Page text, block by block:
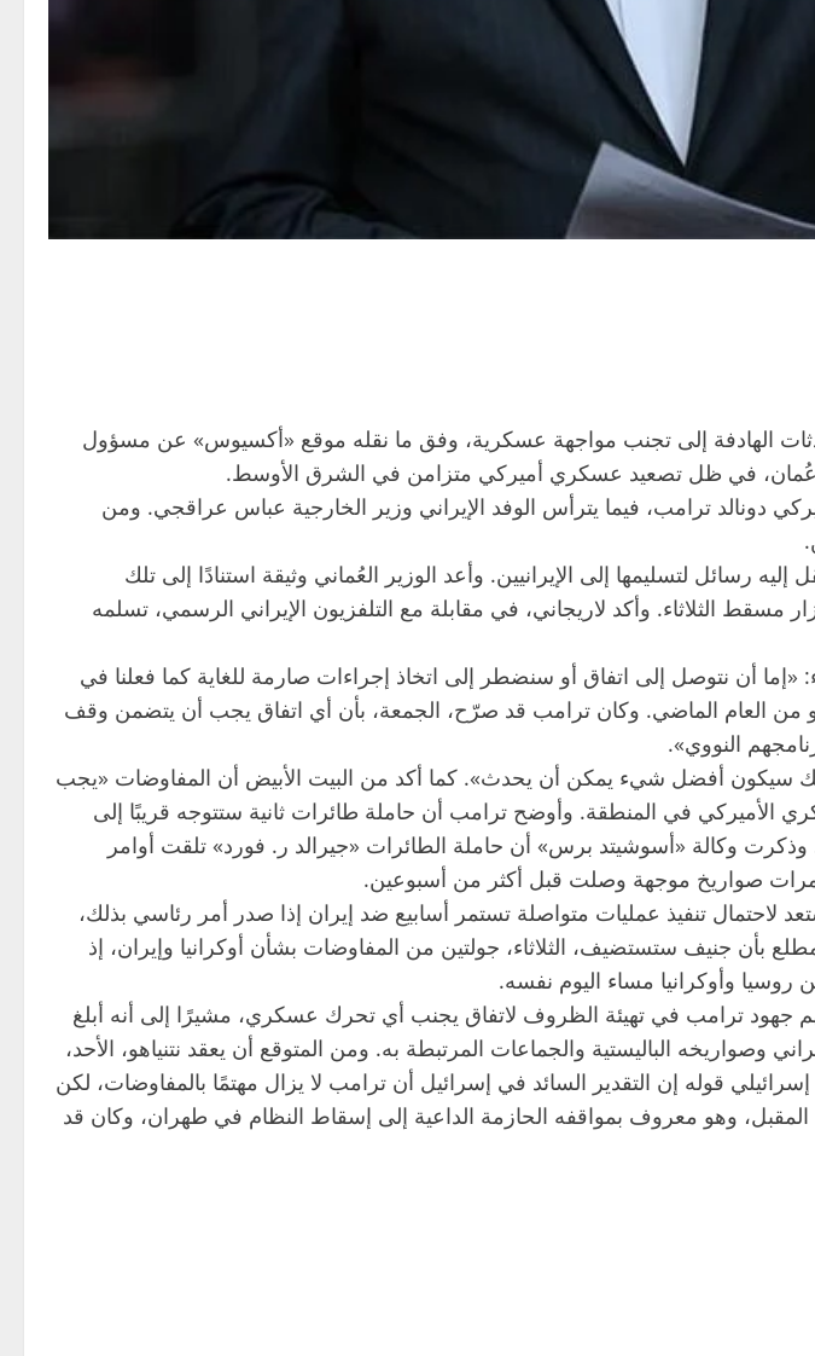
الهادفة إلى تجنب مواجهة عسكرية، وفق ما نقله موقع «أكسيوس» عن مسؤول
عُمان، في ظل تصعيد عسكري أميركي متزامن في الشرق الأوسط.
دونالد ترامب، فيما يترأس الوفد الإيراني وزير الخارجية عباس عراقجي. ومن
لتسليمها إلى الإيرانيين. وأعد الوزير العُماني وثيقة استنادًا إلى تلك
مسقط الثلاثاء. وأكد لاريجاني، في مقابلة مع التلفزيون الإيراني الرسمي، تسلمه
أن نتوصل إلى اتفاق أو سنضطر إلى اتخاذ إجراءات صارمة للغاية كما فعلنا في
من العام الماضي. وكان ترامب قد صرّح، الجمعة، بأن أي اتفاق يجب أن يتضمن وقف
النووي».
ذلك سيكون أفضل شيء يمكن أن يحدث». كما أكد من البيت الأبيض أن المفاوضات «يجب
الأميركي في المنطقة. وأوضح ترامب أن حاملة طائرات ثانية ستتوجه قريبًا إلى
وكالة «أسوشيتد برس» أن حاملة الطائرات «جيرالد ر. فورد» تلقت أوامر
مدمرات صواريخ موجهة وصلت قبل أكثر من أسبوعين.
تنفيذ عمليات متواصلة تستمر أسابيع ضد إيران إذا صدر أمر رئاسي بذلك،
بأن جنيف ستستضيف، الثلاثاء، جولتين من المفاوضات بشأن أوكرانيا وإيران، إذ
روسيا وأوكرانيا مساء اليوم نفسه.
جهود ترامب في تهيئة الظروف لاتفاق يجنب أي تحرك عسكري، مشيرًا إلى أنه أبلغ
الباليستية والجماعات المرتبطة به. ومن المتوقع أن يعقد نتنياهو، الأحد،
قوله إن التقدير السائد في إسرائيل أن ترامب لا يزال مهتمًا بالمفاوضات، لكن
وهو معروف بمواقفه الحازمة الداعية إلى إسقاط النظام في طهران، وكان قد